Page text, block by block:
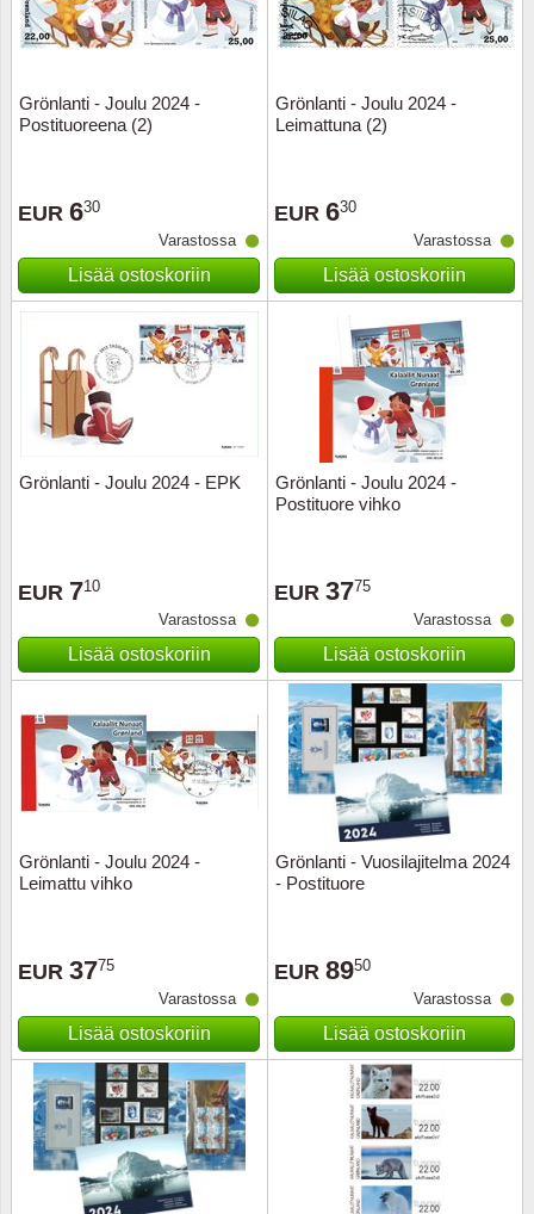
Grönlanti - Joulu 2024 -
Postituoreena (2)
EUR 630
Varastossa
Lisää ostoskoriin
Grönlanti - Joulu 2024 -
Leimattuna (2)
EUR 630
Varastossa
Lisää ostoskoriin
Grönlanti - Joulu 2024 - EPK
EUR 710
Varastossa
Lisää ostoskoriin
Grönlanti - Joulu 2024 -
Postituore vihko
EUR 3775
Varastossa
Lisää ostoskoriin
Grönlanti - Joulu 2024 -
Leimattu vihko
EUR 3775
Varastossa
Lisää ostoskoriin
Grönlanti - Vuosilajitelma 2024
- Postituore
EUR 8950
Varastossa
Lisää ostoskoriin
Unkari
Uusi